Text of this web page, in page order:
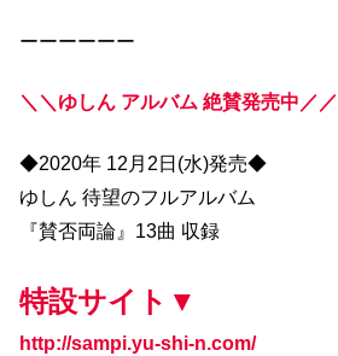
ーーーーーー
＼＼ゆしん アルバム 絶賛発売中／／
◆2020年 12月2日(水)発売◆
ゆしん 待望のフルアルバム
『賛否両論』13曲 収録
特設サイト▼
http://sampi.yu-shi-n.com/